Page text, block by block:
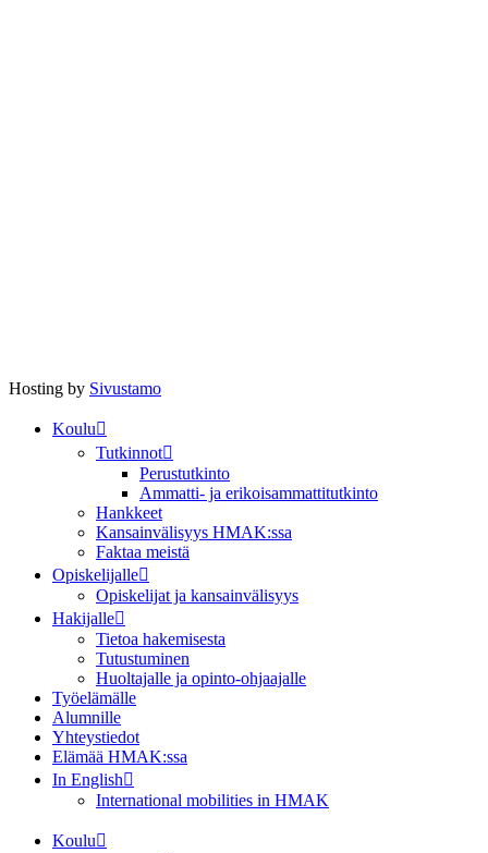
Hosting by Sivustamo
Koulu
Tutkinnot
Perustutkinto
Ammatti- ja erikoisammattitutkinto
Hankkeet
Kansainvälisyys HMAK:ssa
Faktaa meistä
Opiskelijalle
Opiskelijat ja kansainvälisyys
Hakijalle
Tietoa hakemisesta
Tutustuminen
Huoltajalle ja opinto-ohjaajalle
Työelämälle
Alumnille
Yhteystiedot
Elämää HMAK:ssa
In English
International mobilities in HMAK
Koulu